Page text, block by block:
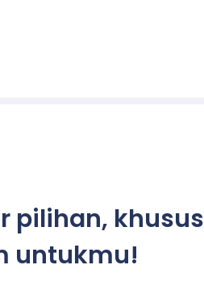
pilihan, khusus
untukmu!